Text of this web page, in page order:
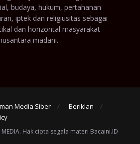
budaya, hukum, pertahanan
iptek dan religiusitas sebagai
dan horizontal masyarakat
madani.
Media Siber
Beriklan
Hak cipta segala materi Bacaini.ID